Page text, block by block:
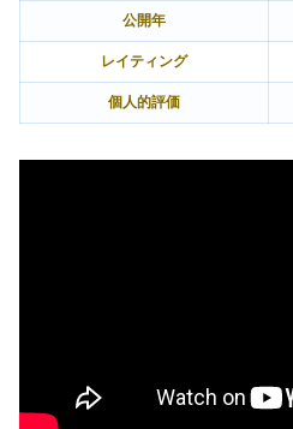
公開年
レイティング
個人的評価